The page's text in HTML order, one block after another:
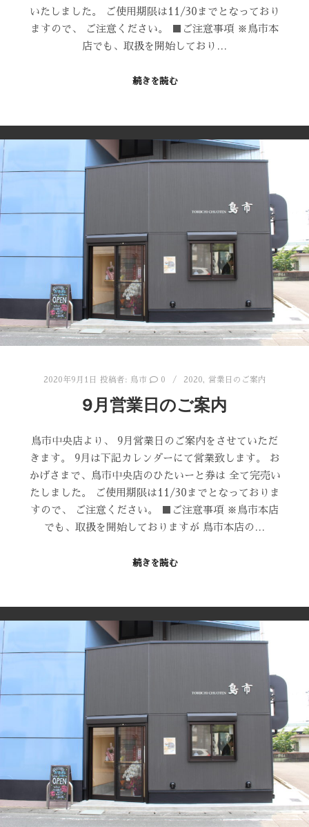
いたしました。 ご使用期限は11/30までとなっており
ますので、 ご注意ください。 ■ご注意事項 ※鳥市本
店でも、取扱を開始しており…
続きを読む
2020年9月1日 投稿者: 鳥市 0 2020, 営業日のご案内
9月営業日のご案内
鳥市中央店より、 9月営業日のご案内をさせていただ
きます。 9月は下記カレンダーにて営業致します。 お
かげさまで、鳥市中央店のひたいーと券は 全て完売い
たしました。 ご使用期限は11/30までとなっておりま
すので、 ご注意ください。 ■ご注意事項 ※鳥市本店
でも、取扱を開始しておりますが 鳥市本店の…
続きを読む